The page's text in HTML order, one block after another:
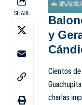
SHARE
y
Cientos
charlas